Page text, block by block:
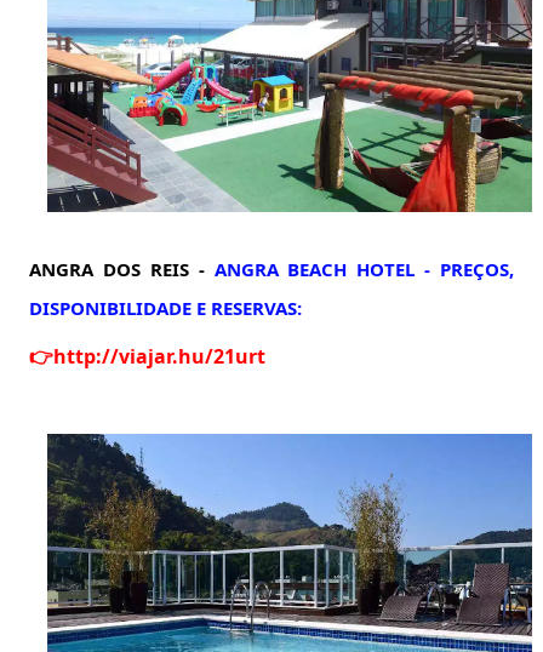
ANGRA DOS REIS - ANGRA BEACH HOTEL - PREÇOS,
DISPONIBILIDADE E RESERVAS:
👉http://viajar.hu/21urt